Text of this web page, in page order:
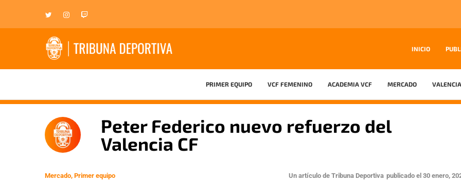
INICIO
PRIMER EQUIPO VCF FEMENINO ACADEMIA VCF MERCADO
Peter Federico nuevo refuerzo del
Valencia CF
Mercado, Primer equipo Un artículo de Tribuna Deportiva publicado el 30 enero,